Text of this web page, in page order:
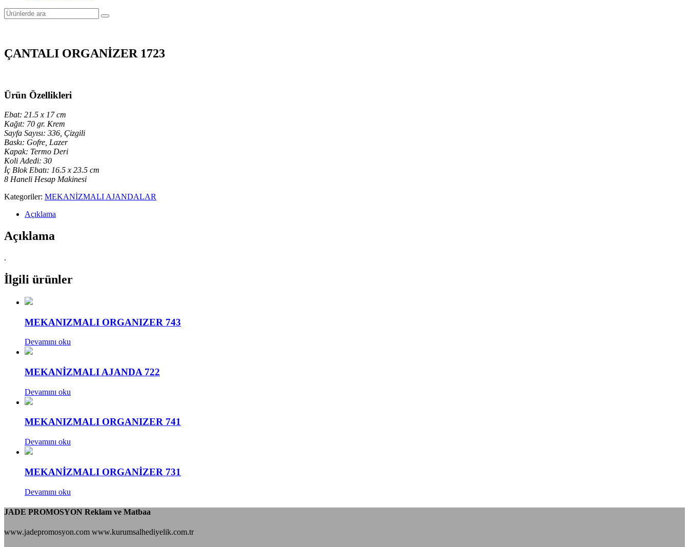
ÇANTALI ORGANİZER 1723
Ürün Özellikleri
Ebat: 21.5 x 17 cm
Kağıt: 70 gr. Krem
Sayfa Sayısı: 336, Çizgili
Baskı: Gofre, Lazer
Kapak: Termo Deri
Koli Adedi: 30
İç Blok Ebatı: 16.5 x 23.5 cm
8 Haneli Hesap Makinesi
Kategoriler: MEKANİZMALI AJANDALAR
Açıklama
Açıklama
.
İlgili ürünler
MEKANIZMALI ORGANIZER 743
Devamını oku
MEKANİZMALI AJANDA 722
Devamını oku
MEKANIZMALI ORGANIZER 741
Devamını oku
MEKANİZMALI ORGANİZER 731
Devamını oku
JADE PROMOSYON Reklam ve Matbaa
www.jadepromosyon.com www.kurumsalhediyelik.com.tr